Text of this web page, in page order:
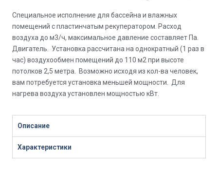
Специальное исполнение для бассейна и влажных
помещений с пластинчатым рекуператором. Расход
воздуха до м3/ч, максимальное давление составляет Па.
Двигатель. Установка рассчитана на однократный (1 раз в
час) воздухообмен помещений до 110 м2 при высоте
потолков 2,5 метра. Возможно исходя из кол-ва человек,
вам потребуется установка меньшей мощности. Для
нагрева воздуха установлен мощностью кВт.
Описание
Характеристики